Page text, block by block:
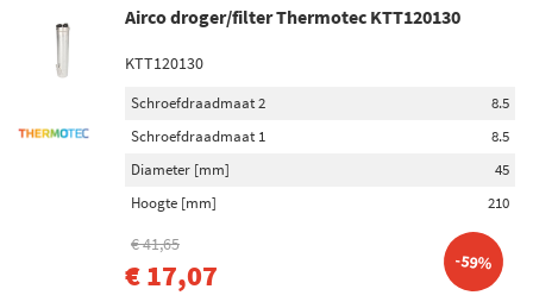
Airco droger/filter Thermotec KTT120130
KTT120130
Schroefdraadmaat 2
8.5
Schroefdraadmaat 1
8.5
Diameter [mm]
45
Hoogte [mm]
210
€ 41,65
€ 17,07 -59%